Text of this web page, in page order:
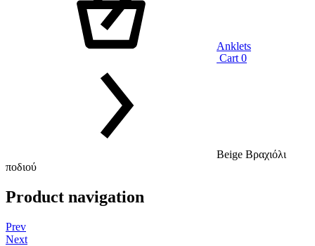
Cart 0
Anklets
Beige Βραχιόλι
ποδιού
Product navigation
Prev
Next